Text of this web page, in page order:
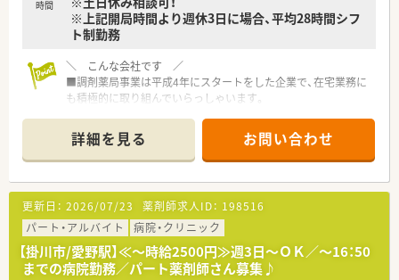
時間
※上記開局時間より週休3日に場合、平均28時間シフ
ト制勤務
＼ こんな会社です ／
■調剤薬局事業は平成4年にスタートをした企業で、在宅業務に
も積極的に取り組んでいらっしゃいます。
尽くしたいという思いが強い方です。
■女性従業員の産育休の復帰率はほぼ100％と高い水準を誇っ
ています。
■週35時間勤務の準社員制度を導入しており、多彩な働き方を
することができます。
■30～50代の方を中心に非常に穏やかな方が多く働きやすい環
境です。
■希望があれば応援や異動といった形で様々な科の処方、医師の
考え方に触れる事が出来る環境です。
詳細を見る お問い合わせ
更新日： 2026/07/23 薬剤師求人ID： 198516
パート・アルバイト
病院・クリニック
【掛川市/愛野駅】≪～時給2500円≫週3日～ＯＫ／～16：50
までの病院勤務／パート薬剤師さん募集♪